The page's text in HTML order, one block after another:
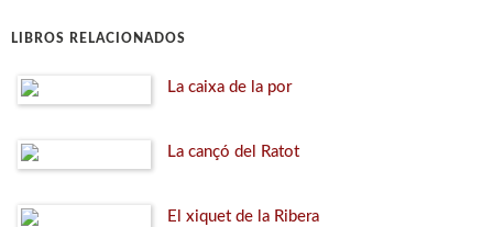
LIBROS RELACIONADOS
La caixa de la por
La cançó del Ratot
El xiquet de la Ribera